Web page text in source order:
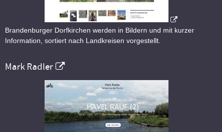
Brandenburger Dorfkirchen werden in Bildern und mit kurzer
Information, sortiert nach Landkreisen vorgestellt.
Mark Radler